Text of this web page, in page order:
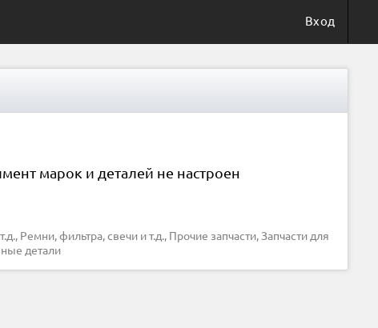
Вход
марок и деталей не настроен
детали